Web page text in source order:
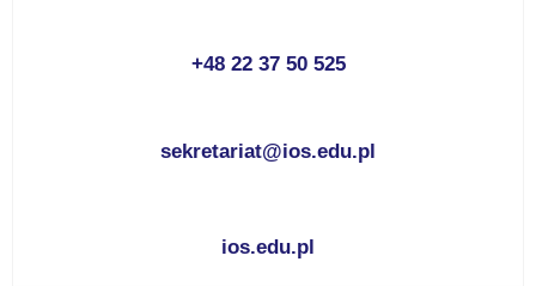
+48 22 37 50 525
sekretariat@ios.edu.pl
ios.edu.pl